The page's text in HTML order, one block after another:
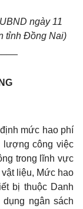
ngày 11
tỉnh Đồng Nai)
mức hao phí
lượng công việc
trong lĩnh vực
liệu, Mức hao
bị thuộc Danh
ngân sách